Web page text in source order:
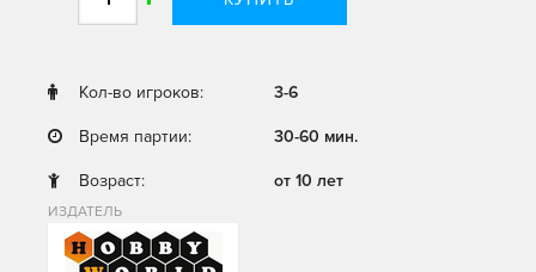
Кол-во игроков: 3-6
Время партии: 30-60 мин.
Возраст: от 10 лет
ИЗДАТЕЛЬ